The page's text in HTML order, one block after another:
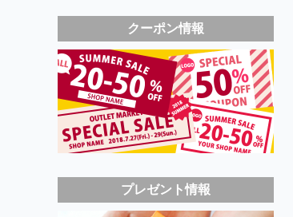
クーポン情報
プレゼント情報